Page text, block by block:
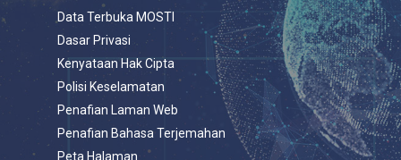
Data Terbuka MOSTI
Dasar Privasi
Kenyataan Hak Cipta
Polisi Keselamatan
Penafian Laman Web
Penafian Bahasa Terjemahan
Peta Halaman